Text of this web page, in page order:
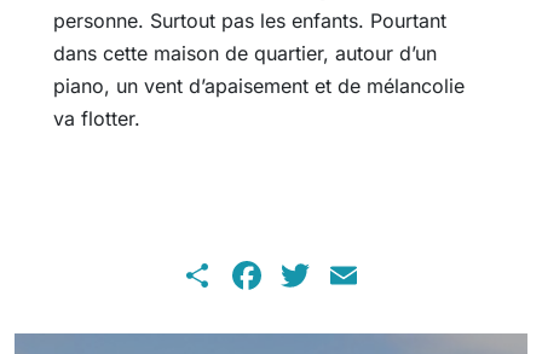
personne. Surtout pas les enfants. Pourtant
dans cette maison de quartier, autour d’un
piano, un vent d’apaisement et de mélancolie
va flotter.
ShareFacebook
Twitter